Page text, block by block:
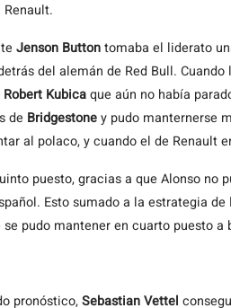
Jenson Buttontomaba el liderato
del alemán de Red Bull.
Robert Kubicaque aún no había
de Bridgestoney pudo manternerse
al polaco, y cuando el de Renault
puesto, gracias a que Alonso no
Esto sumado a la estrategia de
pudo mantener en cuarto puesto
pronóstico,Sebastian Vettel